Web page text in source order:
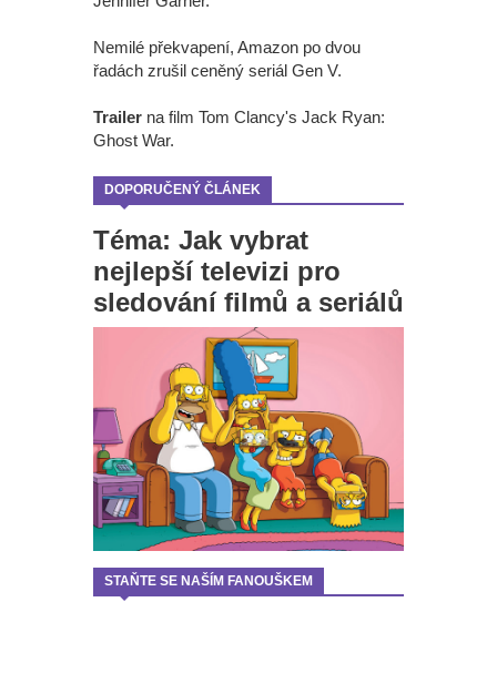
Nemilé překvapení, Amazon po dvou
řadách zrušil ceněný seriál Gen V.
Trailer na film Tom Clancy's Jack Ryan:
Ghost War.
DOPORUČENÝ ČLÁNEK
Téma: Jak vybrat
nejlepší televizi pro
sledování filmů a seriálů
STAŇTE SE NAŠÍM FANOUŠKEM